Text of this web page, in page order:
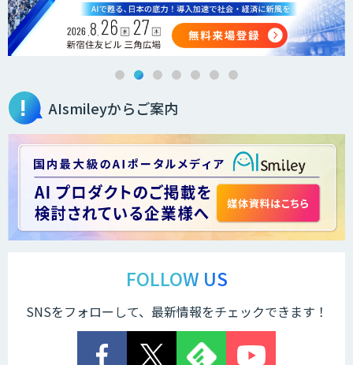
３次元計測アプリRulerless
AIカメラ搭載ドライブレコーダー「VIA
LINE WORKS PaperOn
ス」
TIGEREYE AGENT
AIsmileyからご案内
FOLLOW US
SNSをフォローして、最新情報をチェックできます！